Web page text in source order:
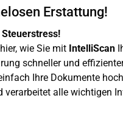
Erstattung!
wie Sie mit IntelliScan
schneller und
Ihre Dokumente
verarbeitet alle wichtigen